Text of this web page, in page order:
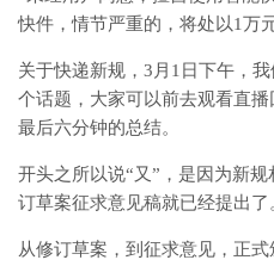
快件，情节严重的，将处以1万
关于快递新规，3月1日下午，
个话题，大家可以前去观看直
最后六分钟的总结。
开头之所以说“又”，是因为新
订草案征求意见稿就已经提出了
从修订草案，到征求意见，正